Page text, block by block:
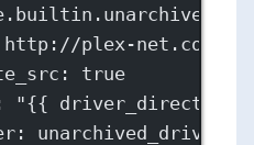
http://plex-net.co.jp/
: true
"{{
: unarchived_driver